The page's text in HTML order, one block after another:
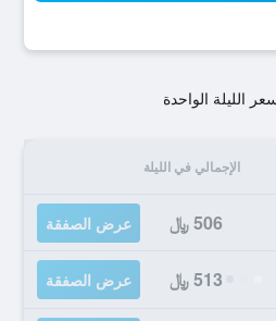
الليلة الواحدة
الإجمالي في الليلة
506 ﷼ عرض الصفقة
513 ﷼ عرض الصفقة